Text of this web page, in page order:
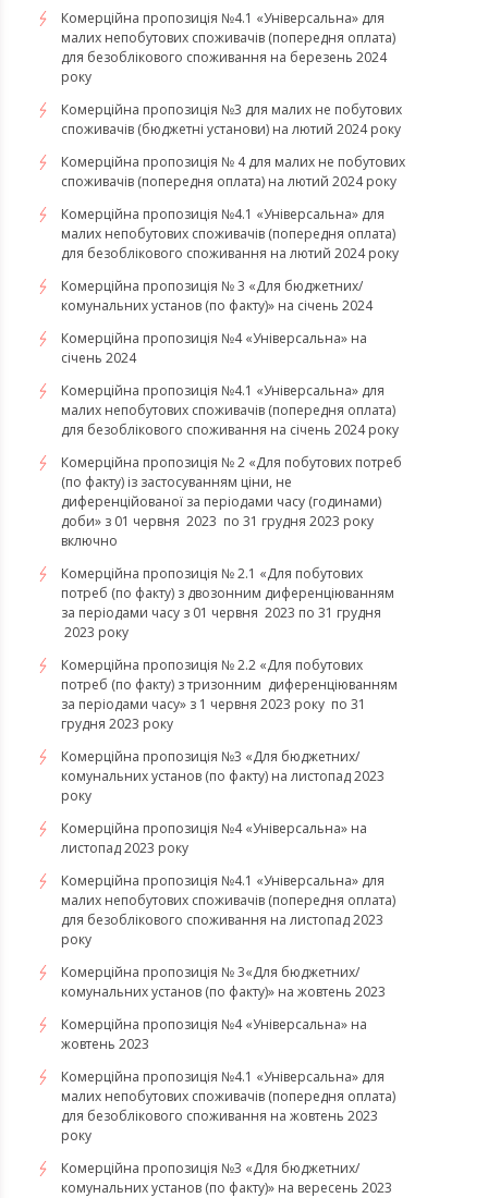
Комерційна пропозиція №4.1 «Універсальна» для
малих непобутових споживачів (попередня оплата)
для безоблікового споживання на березень 2024
року
Комерційна пропозиція №3 для малих не побутових
споживачів (бюджетні установи) на лютий 2024 року
Комерційна пропозиція № 4 для малих не побутових
споживачів (попередня оплата) на лютий 2024 року
Комерційна пропозиція №4.1 «Універсальна» для
малих непобутових споживачів (попередня оплата)
для безоблікового споживання на лютий 2024 року
Комерційна пропозиція № 3 «Для бюджетних/
комунальних установ (по факту)» на січень 2024
Комерційна пропозиція №4 «Універсальна» на
січень 2024
Комерційна пропозиція №4.1 «Універсальна» для
малих непобутових споживачів (попередня оплата)
для безоблікового споживання на січень 2024 року
Комерційна пропозиція № 2 «Для побутових потреб
(по факту) із застосуванням ціни, не
диференційованої за періодами часу (годинами)
доби» з 01 червня 2023 по 31 грудня 2023 року
включно
Комерційна пропозиція № 2.1 «Для побутових
потреб (по факту) з двозонним диференціюванням
за періодами часу з 01 червня 2023 по 31 грудня
2023 року
Комерційна пропозиція № 2.2 «Для побутових
потреб (по факту) з тризонним диференціюванням
за періодами часу» з 1 червня 2023 року по 31
грудня 2023 року
Комерційна пропозиція №3 «Для бюджетних/
комунальних установ (по факту) на листопад 2023
року
Комерційна пропозиція №4 «Універсальна» на
листопад 2023 року
Комерційна пропозиція №4.1 «Універсальна» для
малих непобутових споживачів (попередня оплата)
для безоблікового споживання на листопад 2023
року
Комерційна пропозиція № 3«Для бюджетних/
комунальних установ (по факту)» на жовтень 2023
Комерційна пропозиція №4 «Універсальна» на
жовтень 2023
Комерційна пропозиція №4.1 «Універсальна» для
малих непобутових споживачів (попередня оплата)
для безоблікового споживання на жовтень 2023
року
Комерційна пропозиція №3 «Для бюджетних/
комунальних установ (по факту)» на вересень 2023